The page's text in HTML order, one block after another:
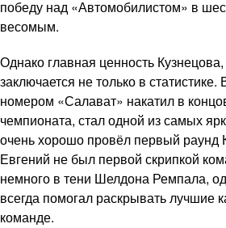
победу над «Автомобилистом» в
весомым.
Однако главная ценность
заключается не только в
номером «Салават» накатил в
чемпионата, стал одной из самых
очень хорошо провёл первый раунд
Евгений не был первой скрипкой
немного в тени Шелдона Ремпала,
всегда помогал раскрывать лучшие
команде.